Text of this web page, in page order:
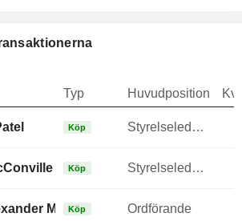
Typ Huvudposition
Köp Styrelseledamot
Köp Styrelseledamot
M Hutchison
Köp Ordförande